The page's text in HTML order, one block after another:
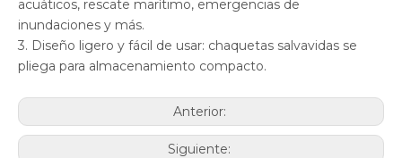
acuáticos, rescate marítimo, emergencias de
inundaciones y más.
3. Diseño ligero y fácil de usar: chaquetas salvavidas se
pliega para almacenamiento compacto.
Anterior:
Siguiente: